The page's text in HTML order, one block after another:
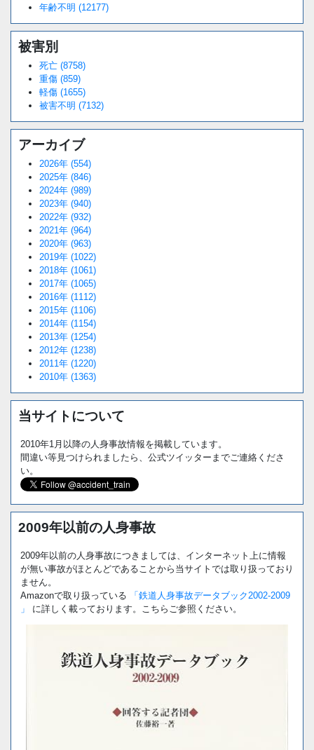
年齢不明 (12177)
被害別
死亡 (8758)
重傷 (859)
軽傷 (1655)
被害不明 (7132)
アーカイブ
2026年 (554)
2025年 (846)
2024年 (989)
2023年 (940)
2022年 (932)
2021年 (964)
2020年 (963)
2019年 (1022)
2018年 (1061)
2017年 (1065)
2016年 (1112)
2015年 (1106)
2014年 (1154)
2013年 (1254)
2012年 (1238)
2011年 (1220)
2010年 (1363)
当サイトについて
2010年1月以降の人身事故情報を掲載しています。
間違い等見つけられましたら、公式ツイッターまでご連絡くださ
い。
2009年以前の人身事故
2009年以前の人身事故につきましては、インターネット上に情報
が無い事故がほとんどであることから当サイトでは取り扱っており
ません。
Amazonで取り扱っている
「鉄道人身事故データブック2002-2009
」
に詳しく載っております。こちらご参照ください。